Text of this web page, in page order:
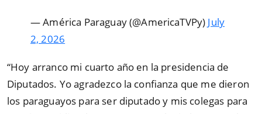
— América Paraguay (@AmericaTVPy) July
2, 2026
“Hoy arranco mi cuarto año en la presidencia de
Diputados. Yo agradezco la confianza que me dieron
los paraguayos para ser diputado y mis colegas para